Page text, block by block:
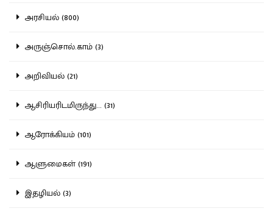
அரசியல் (800)
அருஞ்சொல்.காம் (3)
அறிவியல் (21)
ஆசிரியரிடமிருந்து... (31)
ஆரோக்கியம் (101)
ஆளுமைகள் (191)
இதழியல் (3)